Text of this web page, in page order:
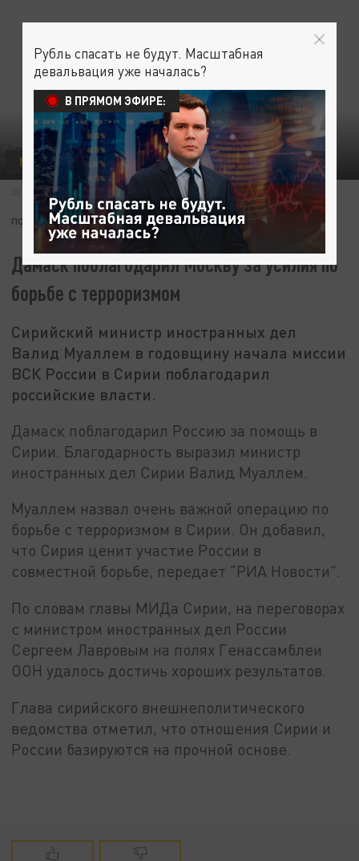
МЕЖДУНАРОДНАЯ ПОЛИТИКА
23 СЕНТЯБРЯ 20:00
ПОДПИШИТЕСЬ:
Дамаск поблагодарил Москву за усилия по
борьбе с терроризмом
Сирийский министр иностранных дел
Валид Муаллем в годовщину начала миссии
ВСК России в Сирии поблагодарил
российские власти.
Дамаск поблагодарил Россию за помощь в
Сирии. Благодарность выразил министр
иностранных дел Сирии Валид Муаллем.
Муаллем назвал очень важной операцию по
борьбе с терроризмом в Сирии. Он добавил,
что Сирия ценит участие России в
совместной борьбе, передает "РИА Новости".
По словам главы МИДа Сирии, на переговорах
с министром иностранных дел России
Сергеем Лавровым на полях Генассамблеи
ООН удалось достичь хороших результатов.
Глава сирийского внешнеполитического
ведомства отметил, что отношения Сирии и
России базируются на прочной основе.
Рубль спасать не будут. Масштабная
девальвация уже началась?
В ПРЯМОМ ЭФИРЕ: